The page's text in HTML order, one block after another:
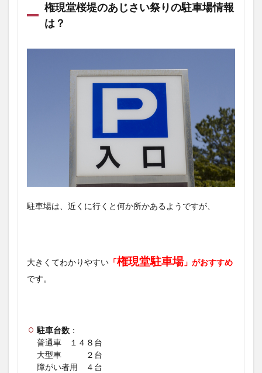
権現堂桜堤のあじさい祭りの駐車場情報
は？
駐車場は、近くに行くと何か所かあるようですが、
大きくてわかりやすい 「権現堂駐車場」がおすすめ
です。
駐車台数 ：
普通車 １４８台
大型車 ２台
障がい者用 ４台